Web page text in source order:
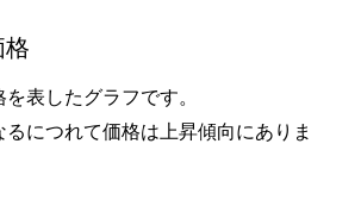
表したグラフです。
につれて価格は上昇傾向にありま